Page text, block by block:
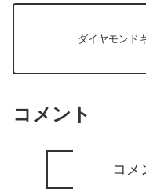
ダイヤモンド
コメント
コメ